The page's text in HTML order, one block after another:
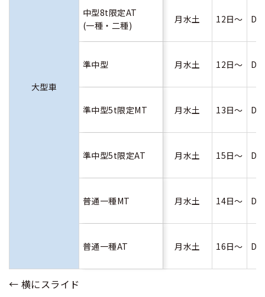
大型車
中型8t限定AT
(一種・二種)
月水土 12日～
準中型 月水土 12日～
準中型5t限定MT 月水土 13日～
準中型5t限定AT 月水土 15日～
普通一種MT 月水土 14日～
普通一種AT 月水土 16日～